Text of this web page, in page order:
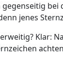
gegenseitig
jenes
Klar: